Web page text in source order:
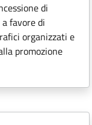
di
favore di
organizzati e
promozione